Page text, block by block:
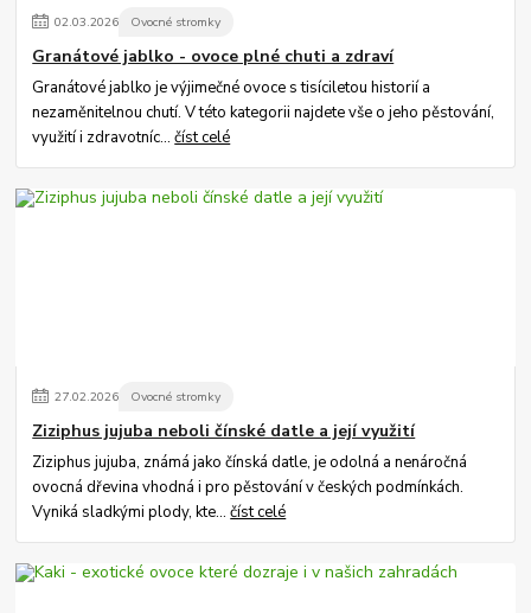
02.03.2026 Ovocné stromky
Granátové jablko - ovoce plné chuti a zdraví
Granátové jablko je výjimečné ovoce s tisíciletou historií a
nezaměnitelnou chutí. V této kategorii najdete vše o jeho pěstování,
využití i zdravotníc...číst celé
27.02.2026 Ovocné stromky
Ziziphus jujuba neboli čínské datle a její využití
Ziziphus jujuba, známá jako čínská datle, je odolná a nenáročná
ovocná dřevina vhodná i pro pěstování v českých podmínkách.
Vyniká sladkými plody, kte...číst celé